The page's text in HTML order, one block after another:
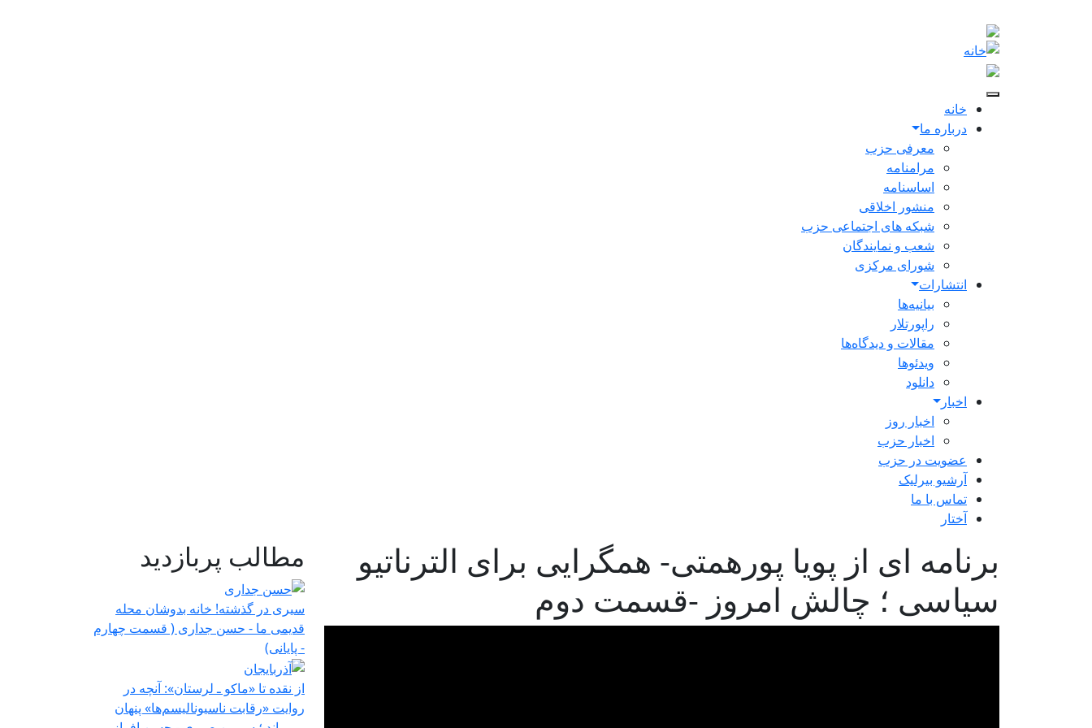
Main navigation
خانه
درباره ما
معرفی حزب
مرامنامه
اساسنامه
منشور اخلاقی
شبکه های اجتماعی حزب
شعب و نمایندگان
شورای مرکزی
انتشارات
بیانیه‌ها
راپورتلار
مقالات و دیدگاه‌ها
ویدئو‌ها
دانلود
اخبار
اخبار روز
اخبار حزب
عضویت در حزب
آرشیو بیرلیک
تماس با ما
آختار
برنامه ای از پویا پورهمتی- همگرایی برای الترناتیو
سیاسی ؛ چالش امروز -قسمت دوم
مطالب پربازدید
سیری در گذشته! خانه بدوشان محله
قدیمی ما - حسن جداری ( قسمت چهارم
- پایانی)
از نقده تا «ماکو ـ لرستان»: آنچه در
روایت «رقابت ناسیونالیسم‌ها» پنهان